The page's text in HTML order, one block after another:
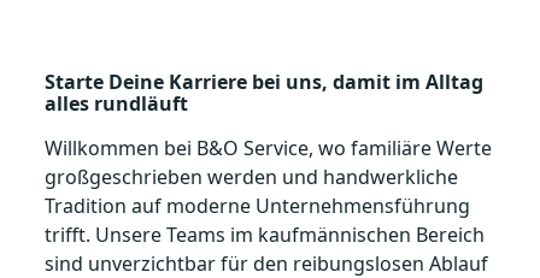
Starte Deine Karriere bei uns, damit im Alltag
alles rundläuft
Willkommen bei B&O Service, wo familiäre Werte
großgeschrieben werden und handwerkliche
Tradition auf moderne Unternehmensführung
trifft. Unsere Teams im kaufmännischen Bereich
sind unverzichtbar für den reibungslosen Ablauf